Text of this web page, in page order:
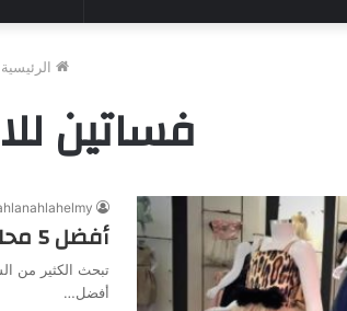
الرئيسية
فساتين
أفضل 5 محلات فساتين الأطفال في جده
تبحث الكثير من
أفضل…